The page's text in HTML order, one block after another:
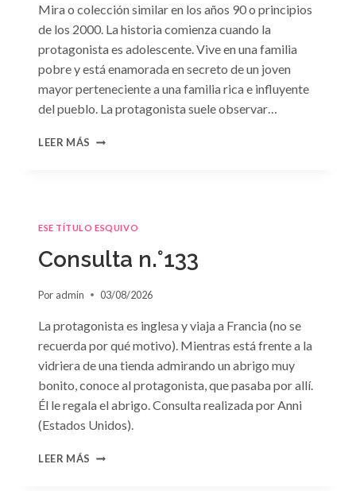
Mira o colección similar en los años 90 o principios
de los 2000. La historia comienza cuando la
protagonista es adolescente. Vive en una familia
pobre y está enamorada en secreto de un joven
mayor perteneciente a una familia rica e influyente
del pueblo. La protagonista suele observar…
LEER MÁS CONSULTA
ESE TÍTULO ESQUIVO
Consulta n.°133
Por admin 03/08/2026
La protagonista es inglesa y viaja a Francia (no se
recuerda por qué motivo). Mientras está frente a la
vidriera de una tienda admirando un abrigo muy
bonito, conoce al protagonista, que pasaba por allí.
Él le regala el abrigo. Consulta realizada por Anni
(Estados Unidos).
LEER MÁS CONSULTA